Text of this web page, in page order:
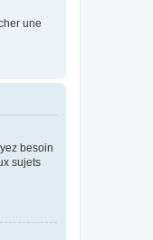
une
besoin
sujets